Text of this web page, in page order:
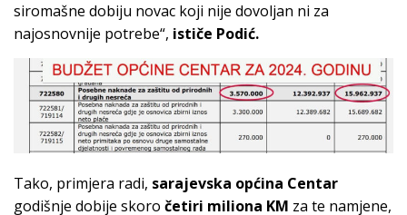
siromašne dobiju novac koji nije dovoljan ni za
najosnovnije potrebe“, ističe Podić.
Tako, primjera radi, sarajevska općina Centar
godišnje dobije skoro četiri miliona KM za te namjene,